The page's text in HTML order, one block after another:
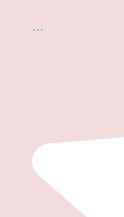
...